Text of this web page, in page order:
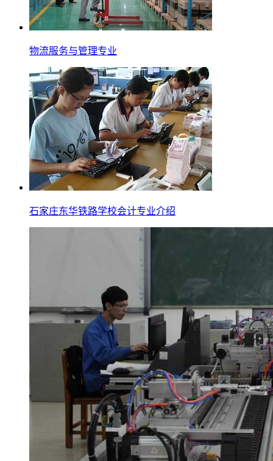
物流服务与管理专业
石家庄东华铁路学校会计专业介绍